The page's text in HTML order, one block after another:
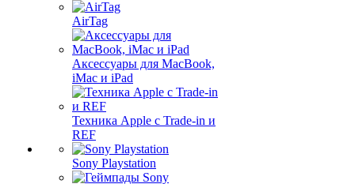
AirTag
Аксессуары для MacBook,
iMac и iPad
Техника Apple с Trade-in и
REF
Sony Playstation